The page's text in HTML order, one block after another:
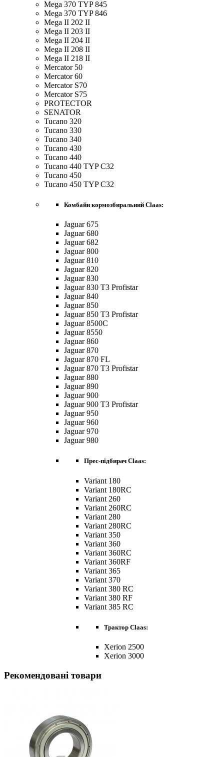
Mega 370 TYP 845
Mega 370 TYP 846
Mega II 202 II
Mega II 203 II
Mega II 204 II
Mega II 208 II
Mega II 218 II
Mercator 50
Mercator 60
Mercator S70
Mercator S75
PROTECTOR
SENATOR
Tucano 320
Tucano 330
Tucano 340
Tucano 430
Tucano 440
Tucano 440 TYP C32
Tucano 450
Tucano 450 TYP C32
Комбайн кормозбиральний Claas:
Jaguar 675
Jaguar 680
Jaguar 682
Jaguar 800
Jaguar 810
Jaguar 820
Jaguar 830
Jaguar 830 T3 Profistar
Jaguar 840
Jaguar 850
Jaguar 850 T3 Profistar
Jaguar 8500C
Jaguar 8550
Jaguar 860
Jaguar 870
Jaguar 870 FL
Jaguar 870 T3 Profistar
Jaguar 880
Jaguar 890
Jaguar 900
Jaguar 900 T3 Profistar
Jaguar 950
Jaguar 960
Jaguar 970
Jaguar 980
Прес-підбирач Claas:
Variant 180
Variant 180RC
Variant 260
Variant 260RC
Variant 280
Variant 280RC
Variant 350
Variant 360
Variant 360RC
Variant 360RF
Variant 365
Variant 370
Variant 380 RC
Variant 380 RF
Variant 385 RC
Трактор Claas:
Xerion 2500
Xerion 3000
Рекомендовані товари